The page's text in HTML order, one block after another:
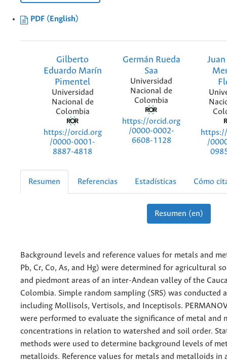
PDF (English)
Gilberto
Eduardo Marín
Pimentel
Universidad
Nacional de
Colombia
https://orcid.org
/0000-0001-
8887-4818
Germán Rueda
Saa
Universidad
Nacional de
Colombia
https://orcid.org
/0000-0002-
6608-1128
/
Resumen Referencias Estadísticas Cómo
Resumen (en)
Background levels and reference values for metals and
Pb, Cr, Co, As, and Hg) were determined for agricultural
and piedmont areas of an inter-Andean valley of the
Colombia. Simple random sampling (SRS) was conducted
including Mollisols, Vertisols, and Inceptisols.
were performed to evaluate the significance of metal and
concentrations in relation to watershed and soil order.
methods were used to determine background levels of
metalloids. Reference values for metals and metalloids in